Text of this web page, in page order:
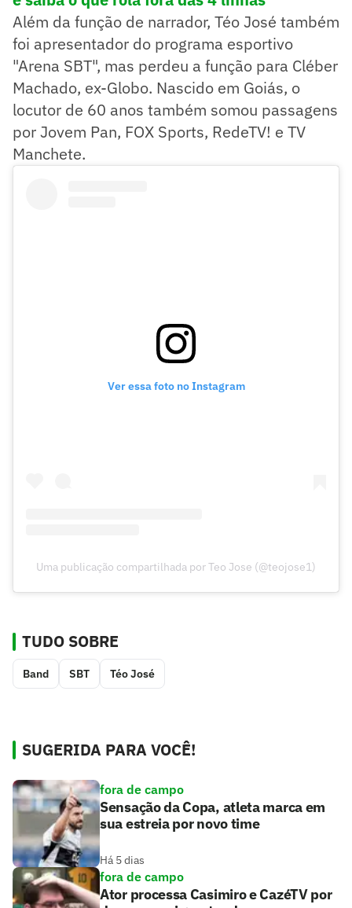
Além da função de narrador, Téo José também
foi apresentador do programa esportivo
"Arena SBT", mas perdeu a função para Cléber
Machado, ex-Globo. Nascido em Goiás, o
locutor de 60 anos também somou passagens
por Jovem Pan, FOX Sports, RedeTV! e TV
Manchete.
Ver essa foto no Instagram
Uma publicação compartilhada por Teo Jose (@teojose1)
TUDO SOBRE
Band SBT Téo José
SUGERIDA PARA VOCÊ!
fora de campo
Sensação da Copa, atleta marca em
sua estreia por novo time
Há 5 dias
fora de campo
Ator processa Casimiro e CazéTV por